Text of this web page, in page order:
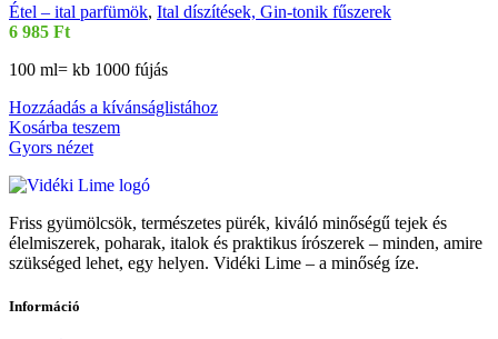
Étel – ital parfümök, Ital díszítések, Gin-tonik fűszerek
6 985 Ft
100 ml= kb 1000 fújás
Hozzáadás a kívánságlistához
Kosárba teszem
Gyors nézet
Friss gyümölcsök, természetes pürék, kiváló minőségű tejek és
élelmiszerek, poharak, italok és praktikus írószerek – minden, amire
szükséged lehet, egy helyen. Vidéki Lime – a minőség íze.
Információ